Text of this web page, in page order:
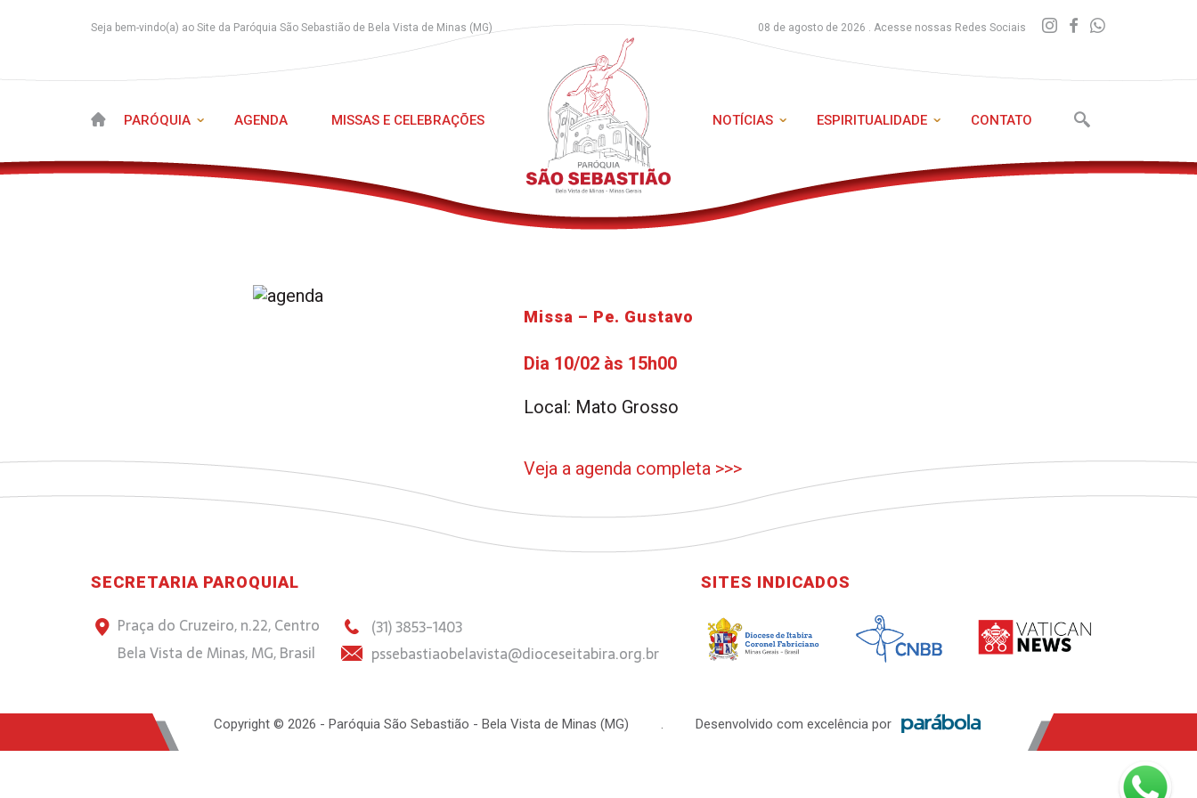
Seja bem-vindo(a) ao Site da Paróquia São Sebastião de Bela Vista de Minas (MG) 08 de agosto de 2026 . Acesse nossas Redes Sociais
PARÓQUIA AGENDA MISSAS E CELEBRAÇÕES NOTÍCIAS ESPIRITUALIDADE CONTATO
Missa – Pe. Gustavo
Dia 10/02 às 15h00
Local: Mato Grosso
Veja a agenda completa >>>
SECRETARIA PAROQUIAL
Praça do Cruzeiro, n.22, Centro
Bela Vista de Minas, MG, Brasil
(31) 3853-1403
pssebastiaobelavista@dioceseitabira.org.br
SITES INDICADOS
Copyright © 2026 - Paróquia São Sebastião - Bela Vista de Minas (MG) . Desenvolvido com excelência por